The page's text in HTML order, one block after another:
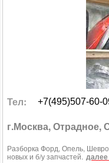
Тел: +7(495)507-60-
г.Москва, Отрадное,
Разборка Форд, Опель,
новых и б/у запчастей. далее